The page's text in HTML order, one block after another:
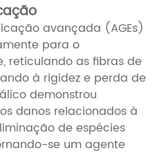
avançada (AGEs)
para o
reticulando as fibras de
à rigidez e perda de
demonstrou
danos relacionados à
de espécies
se um agente